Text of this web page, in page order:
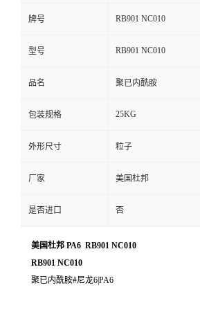
牌号 RB901 NC010
型号 RB901 NC010
品名 聚已内酰胺
包装规格 25KG
外形尺寸 粒子
厂家 美国杜邦
是否进口 否
美国杜邦 PA6 RB901 NC010
RB901 NC010
聚已内酰胺#尼龙6|PA6